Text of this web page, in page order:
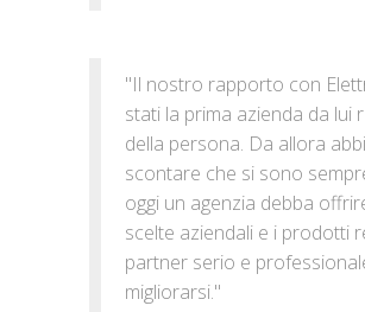
"Il nostro rapporto con
stati la prima azienda da lui
della persona. Da allora
scontare che si sono
oggi un agenzia debba
scelte aziendali e i prodotti
partner serio e
migliorarsi."